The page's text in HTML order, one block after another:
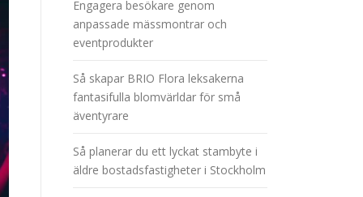
Engagera besökare genom
anpassade mässmontrar och
eventprodukter
Så skapar BRIO Flora leksakerna
fantasifulla blomvärldar för små
äventyrare
Så planerar du ett lyckat stambyte i
äldre bostadsfastigheter i Stockholm